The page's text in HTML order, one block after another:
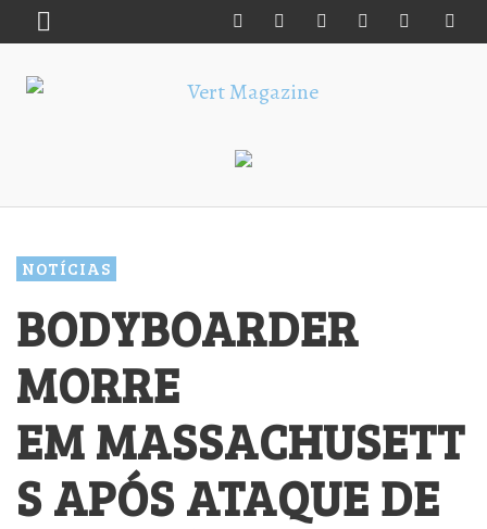
NOTÍCIAS
BODYBOARDER
MORRE
EM MASSACHUSETT
S APÓS ATAQUE DE